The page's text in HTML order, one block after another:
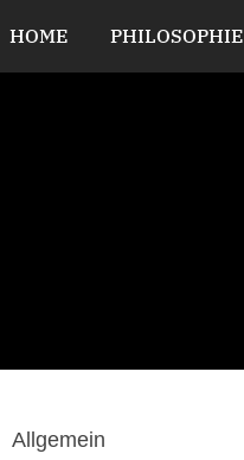
HOME PHILOSOPHIE
Allgemein